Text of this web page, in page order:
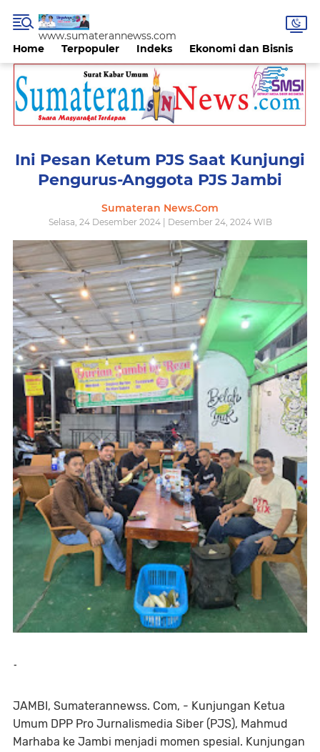
Home Terpopuler Indeks Ekonomi dan Bisnis
www.sumaterannewss.com
Ini Pesan Ketum PJS Saat Kunjungi
Pengurus-Anggota PJS Jambi
Sumateran News.Com
Selasa, 24 Desember 2024 | Desember 24, 2024 WIB
-
JAMBI, Sumaterannewss. Com, - Kunjungan Ketua
Umum DPP Pro Jurnalismedia Siber (PJS), Mahmud
Marhaba ke Jambi menjadi momen spesial. Kunjungan